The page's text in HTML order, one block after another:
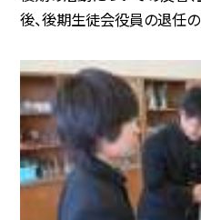
後、後期生徒会役員の退任